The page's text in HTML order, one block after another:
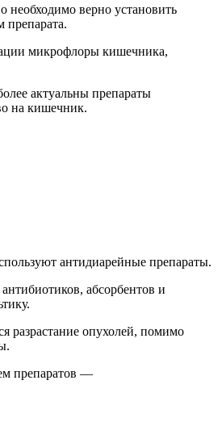
необходимо верно установить
препарата.
микрофлоры кишечника,
актуальны препараты
на кишечник.
антидиарейные препараты.
абсорбентов и
разрастание опухолей, помимо
препаратов —